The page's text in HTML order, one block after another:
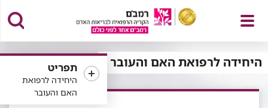
פתח
תפריט
היחידה לרפואת
האם והעובר
היחידה לרפואת האם והעובר